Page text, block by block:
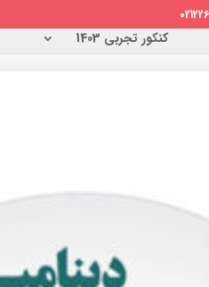
کنکور تجربی 1403